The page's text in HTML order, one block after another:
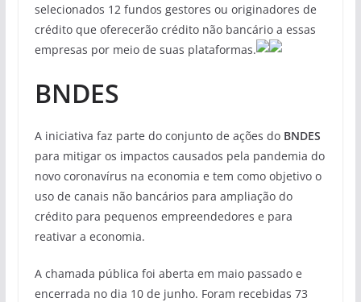
selecionados 12 fundos gestores ou originadores de
crédito que oferecerão crédito não bancário a essas
empresas por meio de suas plataformas.
BNDES
A iniciativa faz parte do conjunto de ações do BNDES
para mitigar os impactos causados pela pandemia do
novo coronavírus na economia e tem como objetivo o
uso de canais não bancários para ampliação do
crédito para pequenos empreendedores e para
reativar a economia.
A chamada pública foi aberta em maio passado e
encerrada no dia 10 de junho. Foram recebidas 73